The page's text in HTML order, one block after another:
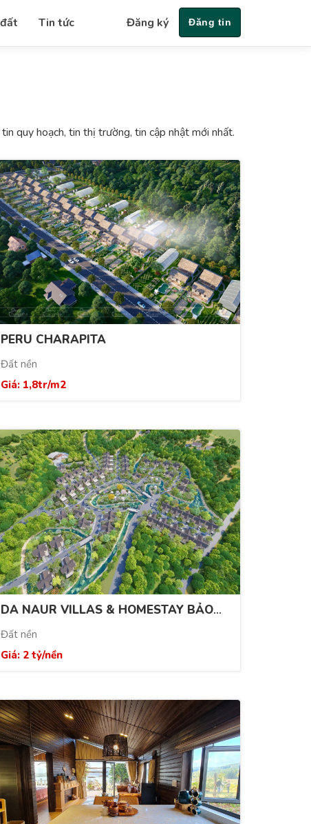
Tin tức Đăng ký Đăng tin
quy hoạch, tin thị trường, tin cập nhật mới nhất.
PERU CHARAPITA
Đất nền
Giá: 1,8tr/m2
DA NAUR VILLAS & HOMESTAY BẢO
LỘC
Đất nền
Giá: 2 tỷ/nền